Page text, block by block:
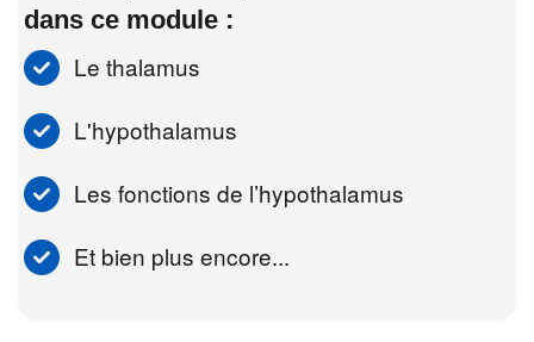
dans ce module :
Le thalamus
L'hypothalamus
Les fonctions de l’hypothalamus
Et bien plus encore...